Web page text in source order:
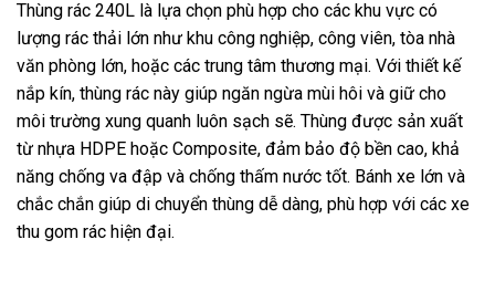
Thùng rác 240L là lựa chọn phù hợp cho các khu vực có
lượng rác thải lớn như khu công nghiệp, công viên, tòa nhà
văn phòng lớn, hoặc các trung tâm thương mại. Với thiết kế
nắp kín, thùng rác này giúp ngăn ngừa mùi hôi và giữ cho
môi trường xung quanh luôn sạch sẽ. Thùng được sản xuất
từ nhựa HDPE hoặc Composite, đảm bảo độ bền cao, khả
năng chống va đập và chống thấm nước tốt. Bánh xe lớn và
chắc chắn giúp di chuyển thùng dễ dàng, phù hợp với các xe
thu gom rác hiện đại.